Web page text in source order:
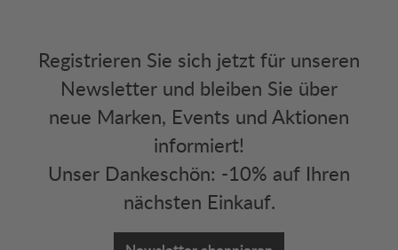
Registrieren Sie sich jetzt für unseren
Newsletter und bleiben Sie über
neue Marken, Events und Aktionen
informiert!
Unser Dankeschön: -10% auf Ihren
nächsten Einkauf.